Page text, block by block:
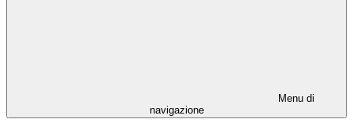
Menu di
navigazione